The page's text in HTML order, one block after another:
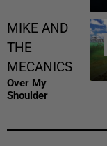
MIKE AND
THE
MECANICS
Over My
Shoulder